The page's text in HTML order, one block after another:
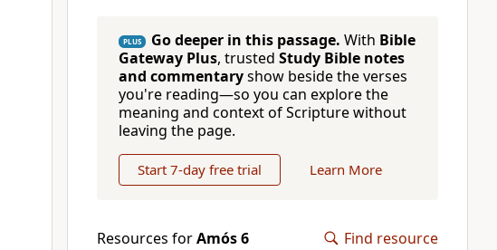
PLUS Go deeper in this passage. With Bible
Gateway Plus, trusted Study Bible notes
and commentaryshow beside the verses
you're reading—so you can explore the
meaning and context of Scripture without
leaving the page.
Start 7-day free trial Learn More
Resources forAmós 6 Find resource